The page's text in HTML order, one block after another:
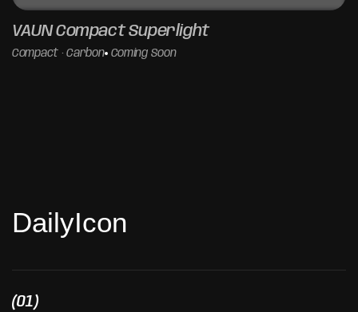
EUROBIKE PREVIEW
0D 00H 00M 00S
BIS EUROBIKE 2026
VAUN Compact Superlight
Compact · Carbon Coming Soon
in Germany.
DailyIcon
(01)